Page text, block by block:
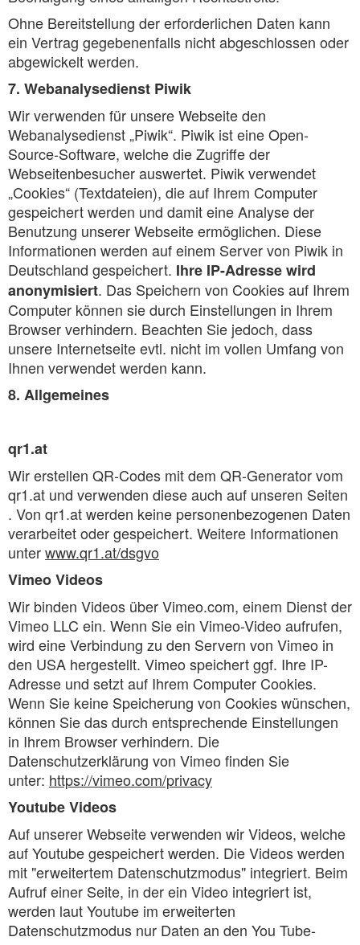
Ohne Bereitstellung der erforderlichen Daten kann
ein Vertrag gegebenenfalls nicht abgeschlossen oder
abgewickelt werden.
7. Webanalysedienst Piwik
Wir verwenden für unsere Webseite den
Webanalysedienst „Piwik“. Piwik ist eine Open-
Source-Software, welche die Zugriffe der
Webseitenbesucher auswertet. Piwik verwendet
„Cookies“ (Textdateien), die auf Ihrem Computer
gespeichert werden und damit eine Analyse der
Benutzung unserer Webseite ermöglichen. Diese
Informationen werden auf einem Server von Piwik in
Deutschland gespeichert. Ihre IP-Adresse wird
anonymisiert. Das Speichern von Cookies auf Ihrem
Computer können sie durch Einstellungen in Ihrem
Browser verhindern. Beachten Sie jedoch, dass
unsere Internetseite evtl. nicht im vollen Umfang von
Ihnen verwendet werden kann.
8. Allgemeines
qr1.at
Wir erstellen QR-Codes mit dem QR-Generator vom
qr1.at und verwenden diese auch auf unseren Seiten
. Von qr1.at werden keine personenbezogenen Daten
verarbeitet oder gespeichert. Weitere Informationen
unterwww.qr1.at/dsgvo
Vimeo Videos
Wir binden Videos über Vimeo.com, einem Dienst der
Vimeo LLC ein. Wenn Sie ein Vimeo-Video aufrufen,
wird eine Verbindung zu den Servern von Vimeo in
den USA hergestellt. Vimeo speichert ggf. Ihre IP-
Adresse und setzt auf Ihrem Computer Cookies.
Wenn Sie keine Speicherung von Cookies wünschen,
können Sie das durch entsprechende Einstellungen
in Ihrem Browser verhindern. Die
Datenschutzerklärung von Vimeo finden Sie
unter: https://vimeo.com/privacy
Youtube Videos
Auf unserer Webseite verwenden wir Videos, welche
auf Youtube gespeichert werden. Die Videos werden
mit "erweitertem Datenschutzmodus" integriert. Beim
Aufruf einer Seite, in der ein Video integriert ist,
werden laut Youtube im erweiterten
Datenschutzmodus nur Daten an den You Tube-